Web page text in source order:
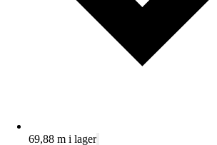
69,88 m i lager